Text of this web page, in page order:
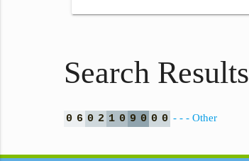
Search Results
0 6 0 2 1 0 9 0 0 0 - - - Other